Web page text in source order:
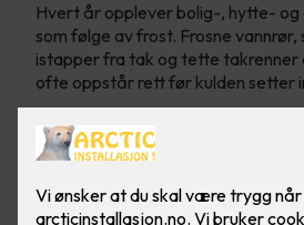
Hvert år opplever bolig-, hytte-
som følge av frost. Frosne
istapper fra tak og tette takrenner
ofte oppstår rett før kulden setter